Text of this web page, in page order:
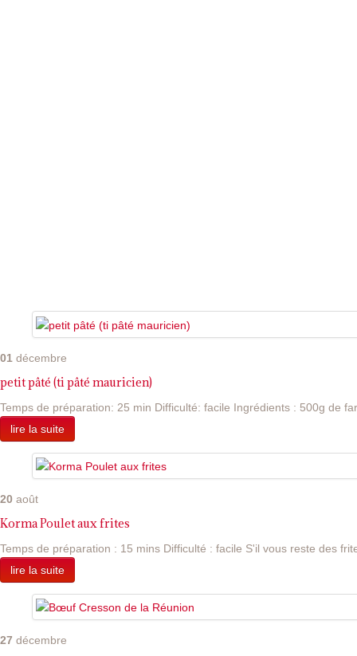
01 décembre
petit pâté (ti pâté mauricien)
Temps de préparation: 25 min Difficulté: facile Ingrédients : 500g de
lire la suite
20 août
Korma Poulet aux frites
Temps de préparation : 15 mins Difficulté : facile S'il vous reste des
lire la suite
27 décembre